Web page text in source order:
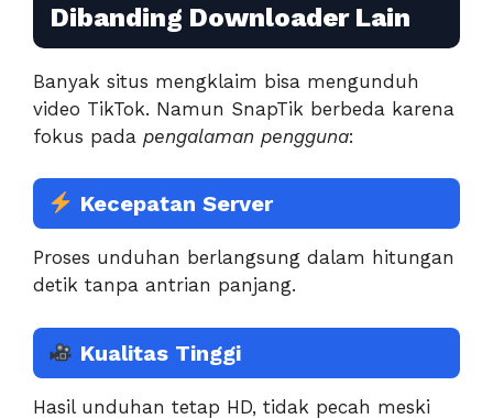
Dibanding Downloader Lain
Banyak situs mengklaim bisa mengunduh
video TikTok. Namun SnapTik berbeda karena
fokus pada pengalaman pengguna:
Kecepatan Server
Proses unduhan berlangsung dalam hitungan
detik tanpa antrian panjang.
Kualitas Tinggi
Hasil unduhan tetap HD, tidak pecah meski